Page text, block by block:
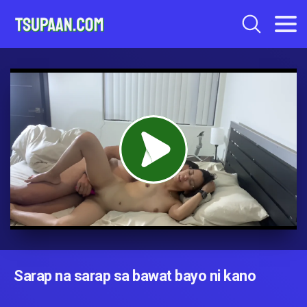
Sarap na sarap sa bawat bayo ni kano